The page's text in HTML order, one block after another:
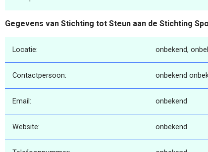
Gegevens van Stichting tot Steun aan de Stichting
Locatie: onbekend,
Contactpersoon: onbekend
Email: onbekend
Website: onbekend